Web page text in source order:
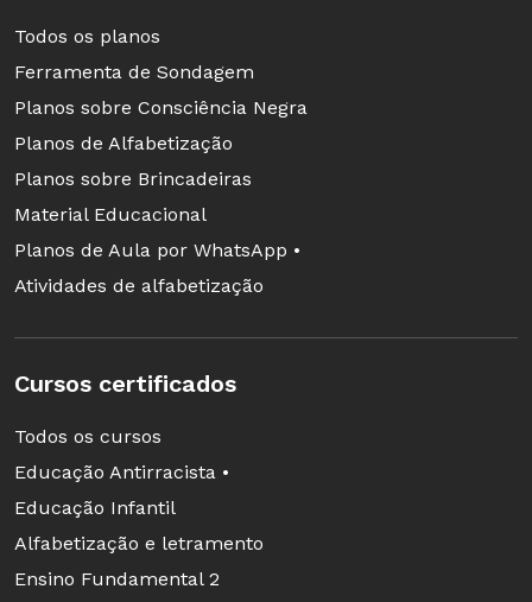
Todos os planos
Ferramenta de Sondagem
Planos sobre Consciência Negra
Planos de Alfabetização
Planos sobre Brincadeiras
Material Educacional
Planos de Aula por WhatsApp •
Atividades de alfabetização
Cursos certificados
Todos os cursos
Educação Antirracista •
Educação Infantil
Alfabetização e letramento
Ensino Fundamental 2